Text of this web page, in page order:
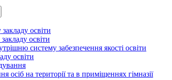
освіти
освіти
систему забезпечення якості освіти
освіти
осіб на території та в приміщеннях гімназії